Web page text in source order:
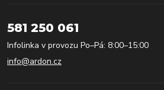
581 250 061
Infolinka v provozu Po–Pá: 8:00–15:00
info@ardon.cz